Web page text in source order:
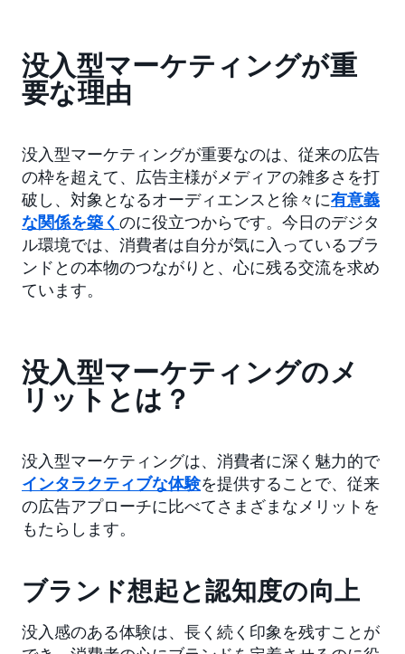
没入型マーケティングが重
要な理由
没入型マーケティングが重要なのは、従来の広告
の枠を超えて、広告主様がメディアの雑多さを打
破し、対象となるオーディエンスと徐々に有意義
な関係を築く のに役立つからです。今日のデジタ
ル環境では、消費者は自分が気に入っているブラ
ンドとの本物のつながりと、心に残る交流を求め
ています。
没入型マーケティングのメ
リットとは？
没入型マーケティングは、消費者に深く魅力的で
インタラクティブな体験を提供することで、従来
の広告アプローチに比べてさまざまなメリットを
もたらします。
ブランド想起と認知度の向上
没入感のある体験は、長く続く印象を残すことが